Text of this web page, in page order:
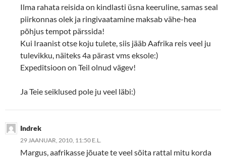
Ilma rahata reisida on kindlasti üsna keeruline, samas seal
piirkonnas olek ja ringivaatamine maksab vähe-hea
põhjus tempot pärssida!
Kui Iraanist otse koju tulete, siis jääb Aafrika reis veel ju
tulevikku, näiteks 4a pärast vms eksole:)
Expeditsioon on Teil olnud vägev!
Ja Teie seiklused pole ju veel läbi:)
Indrek
29 JAANUAR, 2010, 11:50 E.L.
Margus, aafrikasse jõuate te veel sõita rattal mitu korda